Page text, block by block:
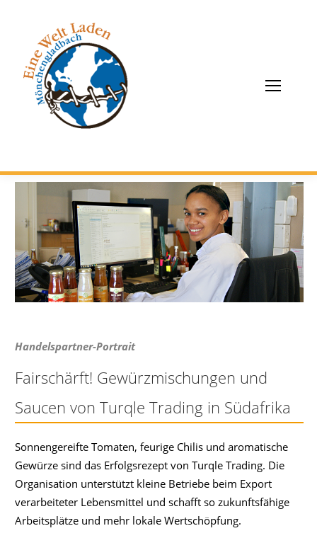
Handelspartner-Portrait
Fairschärft! Gewürzmischungen und
Saucen von Turqle Trading in Südafrika
Sonnengereifte Tomaten, feurige Chilis und aromatische
Gewürze sind das Erfolgsrezept von Turqle Trading. Die
Organisation unterstützt kleine Betriebe beim Export
verarbeiteter Lebensmittel und schafft so zukunftsfähige
Arbeitsplätze und mehr lokale Wertschöpfung.